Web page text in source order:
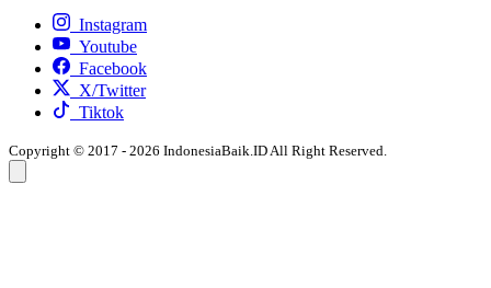
Instagram
Youtube
Facebook
X/Twitter
Tiktok
Copyright © 2017 - 2026 IndonesiaBaik.ID All Right Reserved.